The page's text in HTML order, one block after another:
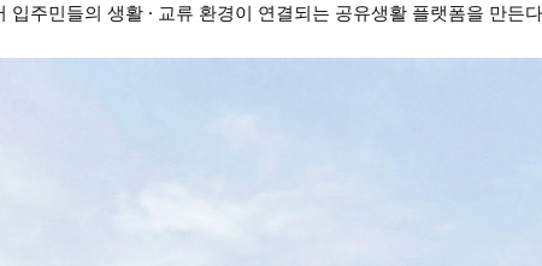
입주민들의 생활 · 교류 환경이 연결되는 공유생활 플랫폼을 만든